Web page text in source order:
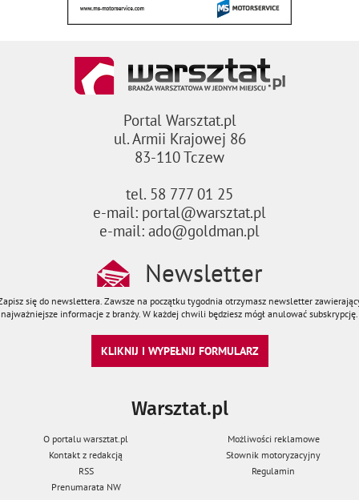
Portal Warsztat.pl
ul. Armii Krajowej 86
83-110 Tczew
tel. 58 777 01 25
e-mail: portal@warsztat.pl
e-mail: ado@goldman.pl
Newsletter
się do newslettera. Zawsze na początku tygodnia otrzymasz newsletter
najważniejsze informacje z branży. W każdej chwili będziesz mógł anulować subskrypcję.
KLIKNIJ I WYPEŁNIJ FORMULARZ
Warsztat.pl
O portalu warsztat.pl
Możliwości reklamowe
Kontakt z redakcją
Słownik motoryzacyjny
RSS
Regulamin
Prenumarata NW